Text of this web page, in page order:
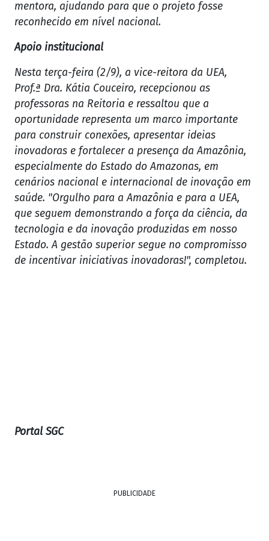
mentora, ajudando para que o projeto fosse
reconhecido em nível nacional.
Apoio institucional
Nesta terça-feira (2/9), a vice-reitora da UEA,
Prof.ª Dra. Kátia Couceiro, recepcionou as
professoras na Reitoria e ressaltou que a
oportunidade representa um marco importante
para construir conexões, apresentar ideias
inovadoras e fortalecer a presença da Amazônia,
especialmente do Estado do Amazonas, em
cenários nacional e internacional de inovação em
saúde. "Orgulho para a Amazônia e para a UEA,
que seguem demonstrando a força da ciência, da
tecnologia e da inovação produzidas em nosso
Estado. A gestão superior segue no compromisso
de incentivar iniciativas inovadoras!", completou.
Portal SGC
PUBLICIDADE